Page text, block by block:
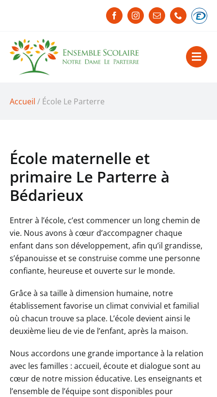
Accueil / École Le Parterre
École maternelle et
primaire Le Parterre à
Bédarieux
Entrer à l’école, c’est commencer un long chemin de
vie. Nous avons à cœur d’accompagner chaque
enfant dans son développement, afin qu’il grandisse,
s’épanouisse et se construise comme une personne
confiante, heureuse et ouverte sur le monde.
Grâce à sa taille à dimension humaine, notre
établissement favorise un climat convivial et familial
où chacun trouve sa place. L’école devient ainsi le
deuxième lieu de vie de l’enfant, après la maison.
Nous accordons une grande importance à la relation
avec les familles : accueil, écoute et dialogue sont au
cœur de notre mission éducative. Les enseignants et
l’ensemble de l’équipe sont disponibles pour